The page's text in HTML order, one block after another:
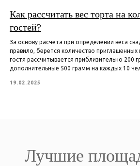
Как рассчитать вес торта на
гостей?
За основу расчета при определении веса
правило, берется количество приглашенных
гостя рассчитывается приблизительно 200
дополнительные 500 грамм на каждых 10
19.02.2025
Лучшие